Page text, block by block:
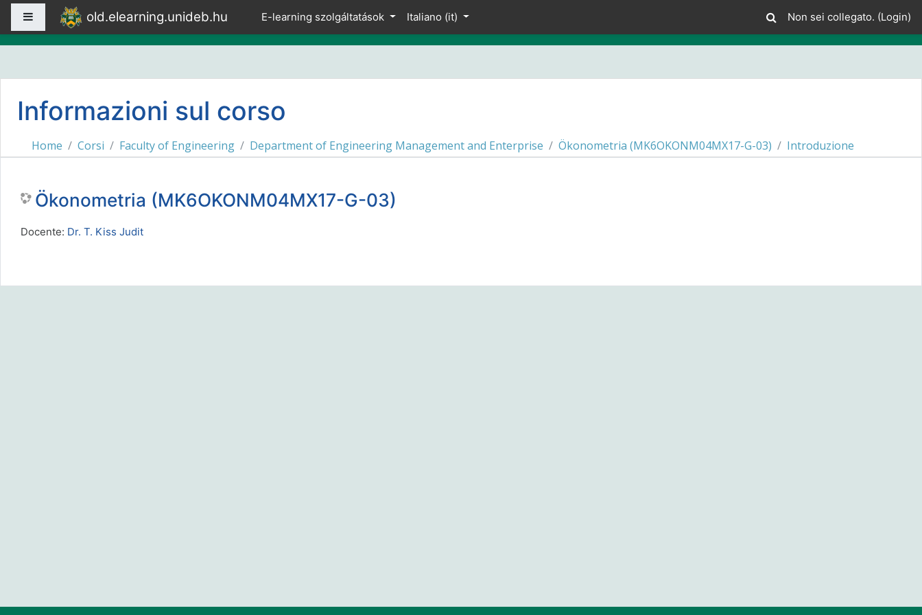
Vai al contenuto principale
Pannello lateraleold.elearning.unideb.hu E-learning szolgáltatások Italiano ‎(it)‎ Non sei collegato. (Login)
Informazioni sul corso
Home Corsi Faculty of Engineering Department of Engineering Management and Enterprise Ökonometria (MK6OKONM04MX17-G-03) Introduzione
Ökonometria (MK6OKONM04MX17-G-03)
Docente: Dr. T. Kiss Judit